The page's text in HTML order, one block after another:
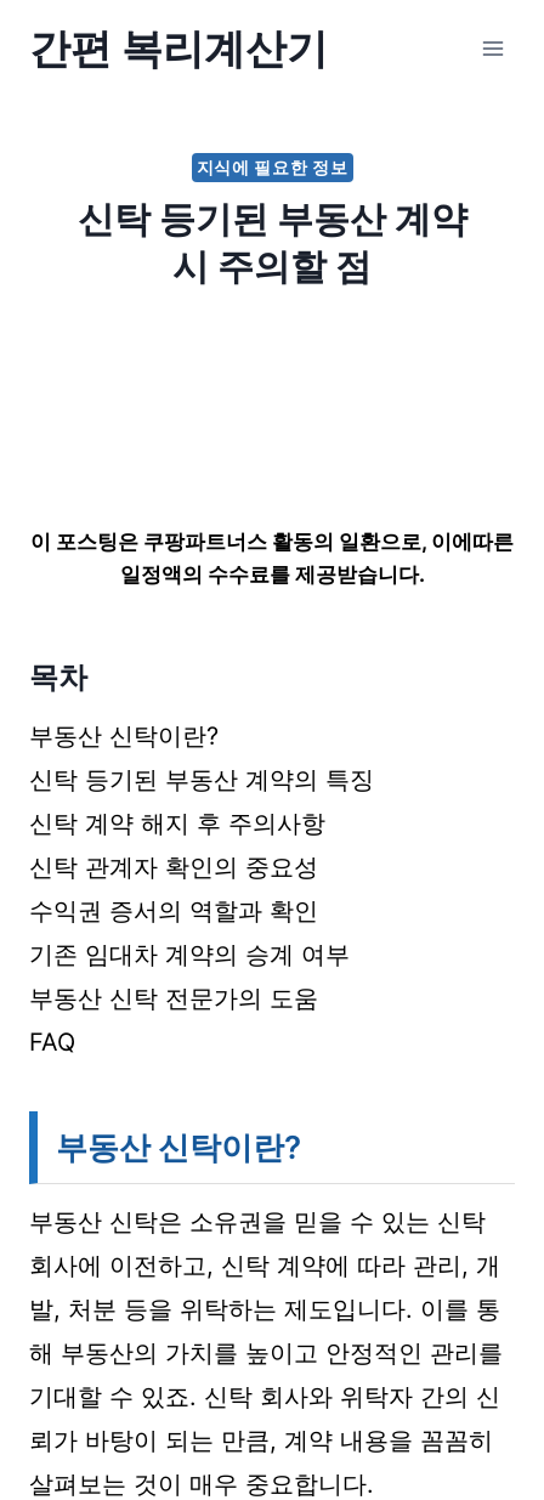
간편 복리계산기
지식에 필요한 정보
신탁 등기된 부동산 계약
시 주의할 점
이 포스팅은 쿠팡파트너스 활동의 일환으로, 이에따른
일정액의 수수료를 제공받습니다.
목차
부동산 신탁이란?
신탁 등기된 부동산 계약의 특징
신탁 계약 해지 후 주의사항
신탁 관계자 확인의 중요성
수익권 증서의 역할과 확인
기존 임대차 계약의 승계 여부
부동산 신탁 전문가의 도움
FAQ
부동산 신탁이란?
부동산 신탁은 소유권을 믿을 수 있는 신탁
회사에 이전하고, 신탁 계약에 따라 관리, 개
발, 처분 등을 위탁하는 제도입니다. 이를 통
해 부동산의 가치를 높이고 안정적인 관리를
기대할 수 있죠. 신탁 회사와 위탁자 간의 신
뢰가 바탕이 되는 만큼, 계약 내용을 꼼꼼히
살펴보는 것이 매우 중요합니다.